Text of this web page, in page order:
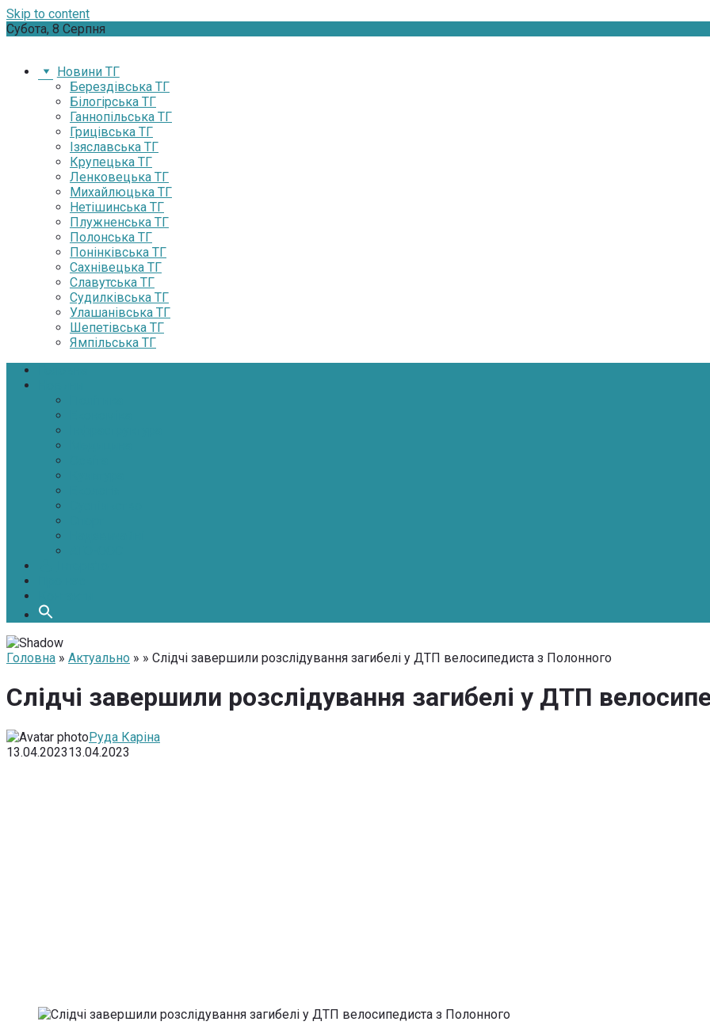
Skip to content
Субота, 8 Серпня
Новини ТГ
Берездівська ТГ
Білогірська ТГ
Ганнопільська ТГ
Грицівська ТГ
Ізяславська ТГ
Крупецька ТГ
Ленковецька ТГ
Михайлюцька ТГ
Нетішинська ТГ
Плужненська ТГ
Полонська ТГ
Понінківська ТГ
Сахнівецька ТГ
Славутська ТГ
Судилківська ТГ
Улашанівська ТГ
Шепетівська ТГ
Ямпільська ТГ
Головна » Актуально » » Слідчі завершили розслідування загибелі у ДТП велосипедиста з Полонного
Слідчі завершили розслідування загибелі у ДТП
Руда Каріна
13.04.202313.04.2023